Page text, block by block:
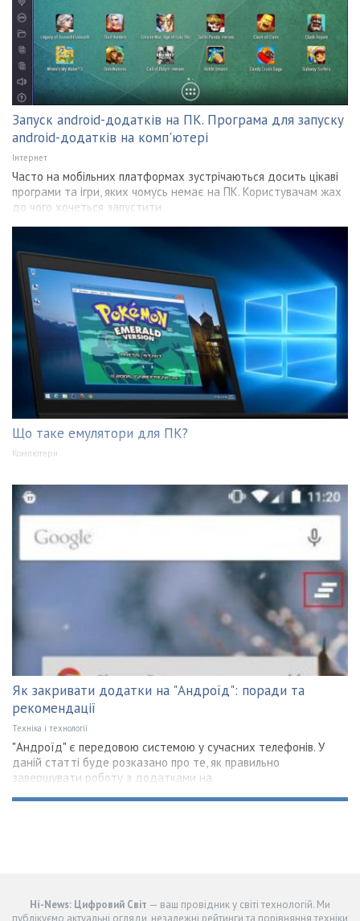
Запуск android-додатків на ПК. Програма для запуску
android-додатків на комп'ютері
Інтернет
Часто на мобільних платформах зустрічаються досить цікаві
програми та ігри, яких чомусь немає на ПК. Користувачам жах
до чого хочеться запустити
Що таке емулятори для ПК?
Компютери
Як закривати додатки на "Андроїд": поради та
рекомендації
Техніка і технології
"Андроїд" є передовою системою у сучасних телефонів. У
даній статті буде розказано про те, як правильно
завершувати роботу з додатками на
Hi-News: Цифровий Світ — ваш провідник у світі технологій. Ми
публікуємо актуальні огляди, незалежні рейтинги та порівняння техніки